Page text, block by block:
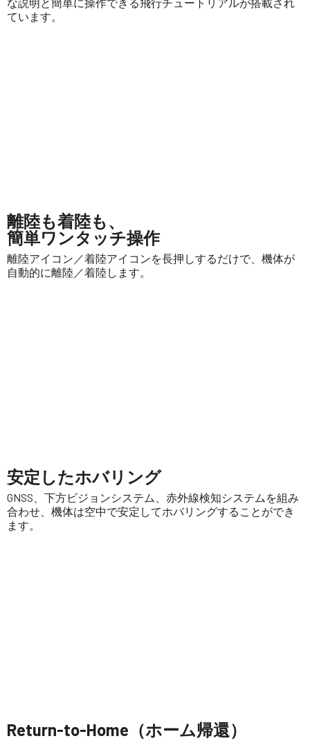
ています。
離陸も着陸も、
簡単ワンタッチ操作
離陸アイコン／着陸アイコンを長押しするだけで、機体が
自動的に離陸／着陸します。
安定したホバリング
GNSS、下方ビジョンシステム、赤外線検知システムを組み
合わせ、機体は空中で安定してホバリングすることができ
ます。
Return-to-Home（ホーム帰還）